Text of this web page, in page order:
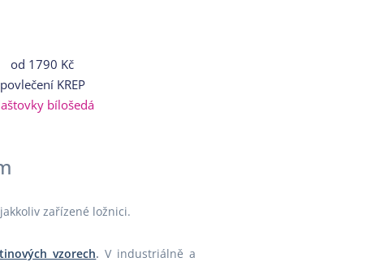
od 1790 Kč
povlečení KREP
bílošedá
zařízené ložnici.
vzorech. V industriálně a